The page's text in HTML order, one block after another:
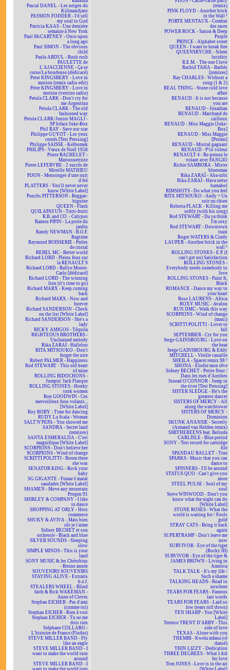
Pascal DANEL - Les neiges du
Kilimandjaro
PASSION FODDER - I'd sell
my soul to God
Patricia KAAS - Une dernière
semaine à New York
Paul McCARTNEY - Once upon
a long ago
Paul SIMON - The obvious
child
Paula ABDUL - Rush rush
PAULETTE de
L'AJACCIENNE - Ça se
corse/La boudeuse (dédicacé)
Peter KINGSBERY - Love in
motion (remix radio edit)
Peter KINGSBERY - Love in
motion (version radio)
Petula CLARK - Don't cry for
me Argentina
Petula CLARK - The old
fashioned way
Petula CLARK/Junior MAGLI -
SP biface Juke-Box
Phil RAY - Save our star
Philippe GUYOT - Les yeux
cernés [Test Pressing]
Philippe SAISSE - Kelbomek
PHILIPS - Vœux de Noël 1958
Pierre BACHELET -
Marionnettiste
Pierre LEFEBVRE - 2 succès de
Mireille MATHIEU
PIJON - Mensonges d'une nuit
d'été
PLATTERS - You'll never never
know [White Label]
Punchs PITTERSON - Reggae-
biguine
QUEEN - Flash
QUILAPAYUN - Tutti-frutti
R.B. and CO. - Calypso
Ramon PIPIN - La porte du
jardin
Randy NEWMAN - B.O.F.
Ragtime
Raymond BOISSERIE - Perles
de cristal
REBEL MC - Better world
Richard LORD - Pleins feux sur
la RENAULT 9
Richard LORD - Rallye Monte-
Carlo [dédicacé]
Richard LORD - The winning
lion (it's time to go)
Richard MARX - Keep coming
back
Richard MARX - Now and
forever
Richard SANDERSON - Check
on the list [White Label]
Richard SANDERSON - She's a
lady
RICKY AMIGOS - Téquila
RIGHTEOUS BROTHERS -
Unchained melody
Rika ZARAÏ - Hallelou
RITA MITSOUKO - Don't
forget the nite
Robert PALMER - Happiness
Rod STEWART - This old heart
of mine
ROLLING BIDOCHONS -
Jumpin' Jack Flasque
ROLLING STONES - Honky
tonk women
Ron GOODWIN - Ces
merveilleux fous volants...
[White Label]
Roy ROBY - Time for dancing
RUDY La Scala - Woman
SALT'N'PEPA - You showed me
SANDRA - Secret land
(remixes)
SANTA ESMERALDA - C'est
magnifique [White Label]
SCORPIONS - Don't believe her
SCORPIONS - Wind of change
SCRITTI POLITTI - Boom there
she was
SENATOR KING - Rock your
baby
SG GIGANTE - Fumar é matar
saudades [White Label]
SHAMEN - Move any mountain
Progen 91
SHIRLEY & COMPANY - I like
to dance
SHOPPING AT ORLY - Hors
commerce
SHUKY & AVIVA - Mais bien
sûr je t'aime
Sidney BECHET et son
orchestre - Black and blue
SILVER SOUNDS - Sleeping
slow
SIMPLE MINDS - This is your
land
SONY MUSIC & les Chérubins
- Bonne année
SOUVENIRS SOUVENIRS
STAYING ALIVE - Extraits
b.o.f.
STEALERS WHEEL - Blind
faith & Rick WAKEMAN -
Anne of Cleves
Stephan EICHER - Pas d'ami
(comme toi)
Stephan EICHER - Rien à voir
Stephan EICHER - Tu ne me
dois rien
Stéphane COLLARO -
L'histoire de France (Flodor)
STEVE MILLER BAND - Fly
like an eagle
STEVE MILLER BAND - I
want to make the world turn
around
STEVE MILLER BAND - I
want to make the world turn
(remix)
PINK FLOYD - Another brick
in the Wall ²
PORTE MENTAUX - Combat
des races
POWER ROCK - Saxon & Deep
Purple
PRINCE - Alphabet street
QUEEN - I want to break free
QUEENSRYCHE - Silent
lucidity
R.E.M. - The one I love
Rachid TAHA - Barbès
[remixes]
Ray CHARLES - Without a
song (1 & 2)
REAL THING - Stone cold love
affair
RENAUD - It is not because
you are
RENAUD - Jonathan
RENAUD - Marchand de
cailloux
RENAUD - Miss Maggie [Juke-
Box]
RENAUD - Miss Maggie
[Promo]
RENAUD - Mistral gagnant
RENAUD - P'tit voleur
RENAULT 4 - Re-prenez le
volant avec FANGIO
Richie SAMBORA - Mister
bluesman
Rika ZARAÏ - Aba-nibi
Rika ZARAÏ - Hava netse
bamahol
RIMSHOTS - Do what you feel
RITA MITSOUKO - Andy + Un
soir un chien
Roberta FLACK - Killing me
softly (with his song)
Rod STEWART - Da ya think
I'm sexy
Rod STEWART - Downtown
train
Roger WATERS & Cindy
LAUPER - Another brick in the
wall ²
ROLLING STONES - E.P. (I
can't get no) Satisfaction
ROLLING STONES -
Everybody needs somebody to
love
ROLLING STONES - Paint It,
Black
ROMANCE - Dance my way to
your heart
Rose LAURENS - Africa
ROXY MUSIC - Avalon
RUN DMC - Walk this way
SCORPIONS - Wind of change
(maxi)
SCRITTI POLITTI - Lover to
fall
SEPTEMBER - Cry for you
Serge GAINSBOURG - Love on
the beat
Serge GAINSBOURG & Eddy
MITCHELL - Vieille canaille
SHEILA - Spacer remix 98 ²
SHONA - Elodie mon rêve
Sidney BECHET - Petite fleur /
Dans les rues d'Antibes
Sinead O'CONNOR - Jump in
the river [Test Pressing]
SISTER SLEDGE - He's the
greatest dancer
SISTERS OF MERCY - All
along the watchtower
SISTERS OF MERCY -
Dominion
SKUNK ANANSIE - Secretly
(Armand van Helden remix)
SMITHEREENS feat. Belinda
CARLISLE - Blue period
SONY - Test record for cartridge
file
SPANDAU BALLET - True
SPARKS - Music that you can
dance to
SPINNERS - I'll be around
STATUS QUO - Can't give you
more
STEEL PULSE - Soul of my
soul
Steve WINWOOD - Don't you
know what the night can do
[White Label]
STONE ROSES - What the
world is waiting for / Fools
gold
STRAY CATS - Bring it back
again
SUPERTRAMP - Don't leave me
now
SURVIVOR - Eye of the tiger
(Rocky III)
SURVIVOR - Eye of the tiger &
JAMES BROWN - Living in
America
TALK TALK - It's my life /
Such a shame
TALKING HEADS - Road to
nowhere
TEARS FOR FEARS - Famous
last words
TEARS FOR FEARS - Laid so
low (tears roll down)
TEN SHARP - You [White
Label]
Terence TRENT D'ARBY - This
side of love
TEXAS - Alone with you
THEMBI - Kwela mfana (cé
dansé)
THIN LIZZY - Dedication
THREE DEGREES - What I did
for love
Tom JONES - Love is in the air
[White Label]